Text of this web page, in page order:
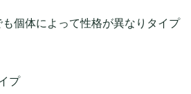
個体によって性格が異なりタイプ
プ